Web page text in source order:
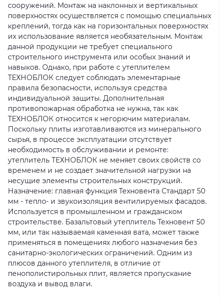
сооружений. Монтаж на наклонных и вертикальных
поверхностях осуществляется с помощью специальных
креплений, тогда как на горизонтальных поверхностях
их использование является необязательным. Монтаж
данной продукции не требует специального
строительного инструмента или особых знаний и
навыков. Однако, при работе с утеплителем
ТЕХНОБЛОК следует соблюдать элементарные
правила безопасности, используя средства
индивидуальной защиты. Дополнительная
противопожарная обработка не нужна, так как
ТЕХНОБЛОК относится к негорючим материалам.
Поскольку плиты изготавливаются из минерального
сырья, в процессе эксплуатации отсутствует
необходимость в обслуживании и ремонте:
утеплитель ТЕХНОБЛОК не меняет своих свойств со
временем и не создает значительной нагрузки на
несущие элементы строительных конструкций.
Назначение: главная функция Техновента Стандарт 50
мм - тепло- и звукоизоляция вентилируемых фасадов.
Используется в промышленном и гражданском
строительстве. Базальтовый утеплитель Техновент 50
мм, или так называемая каменная вата, может также
применяться в помещениях любого назначения без
санитарно-экологических ограничений. Одним из
плюсов данного утеплителя, в отличие от
пенополистирольных плит, является пропускание
воздуха и вывод влаги.